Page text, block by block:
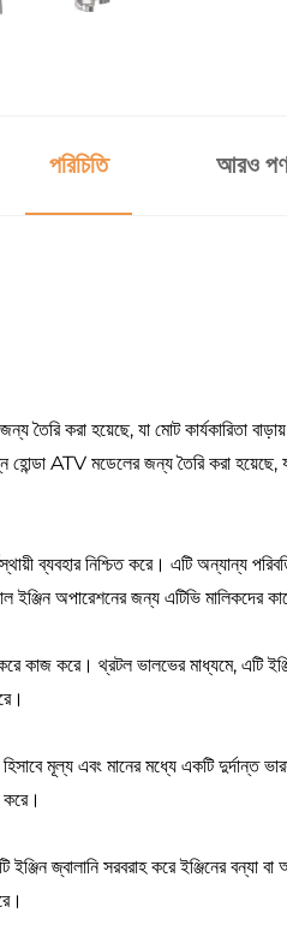
পরিচিতি আরও
করা হয়েছে, যা মোট কার্যকারিতা
হোন্ডা ATV মডেলের জন্য
ব্যবহার নিশ্চিত করে। এটি অন্যান্য
ইঞ্জিন অপারেশনের জন্য এটিভি মালিকদের
কাজ করে। থ্রটল ভালভের মাধ্যমে, এটি
মূল্য এবং মানের মধ্যে একটি দুর্দান্ত
করে।
জ্বালানি সরবরাহ করে ইঞ্জিনের বন্যা বা